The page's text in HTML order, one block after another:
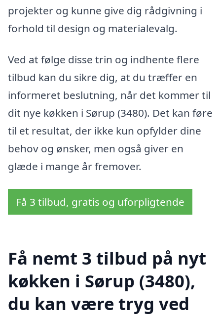
projekter og kunne give dig rådgivning i
forhold til design og materialevalg.
Ved at følge disse trin og indhente flere
tilbud kan du sikre dig, at du træffer en
informeret beslutning, når det kommer til
dit nye køkken i Sørup (3480). Det kan føre
til et resultat, der ikke kun opfylder dine
behov og ønsker, men også giver en
glæde i mange år fremover.
Få 3 tilbud, gratis og uforpligtende
Få nemt 3 tilbud på nyt
køkken i Sørup (3480),
du kan være tryg ved